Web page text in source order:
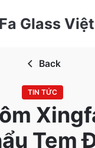
Back
TIN TỨC
Tem